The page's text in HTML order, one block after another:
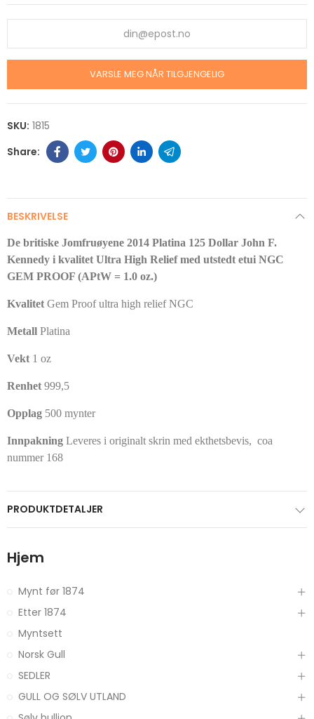
VARSLE MEG NÅR TILGJENGELIG
SKU: 1815
BESKRIVELSE
De britiske Jomfruøyene 2014 Platina 125 Dollar John F.
Kennedy i kvalitet Ultra High Relief med utstedt etui NGC
GEM PROOF (APtW = 1.0 oz.)
Kvalitet Gem Proof ultra high relief NGC
Metall Platina
Vekt 1 oz
Renhet 999,5
Opplag 500 mynter
Innpakning Leveres i originalt skrin med ekthetsbevis, coa
nummer 168
PRODUKTDETALJER
Hjem
Mynt før 1874
Etter 1874
Myntsett
Norsk Gull
SEDLER
GULL OG SØLV UTLAND